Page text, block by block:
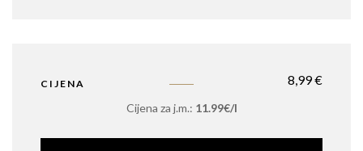
CIJENA 8,99€
Cijena za j.m.: 11.99€/l